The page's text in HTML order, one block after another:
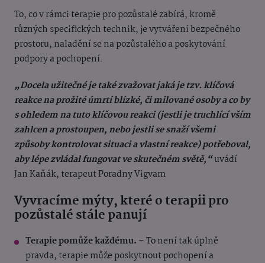
To, co v rámci terapie pro pozůstalé zabírá, kromě
různých specifických technik, je vytváření bezpečného
prostoru, naladění se na pozůstalého a poskytování
podpory a pochopení.
„Docela užitečné je také zvažovat jaká je tzv. klíčová
reakce na prožité úmrtí blízké, či milované osoby a co by
s ohledem na tuto klíčovou reakci (jestli je truchlící vším
zahlcen a prostoupen, nebo jestli se snaží všemi
způsoby kontrolovat situaci a vlastní reakce) potřeboval,
aby lépe zvládal fungovat ve skutečném světě,“uvádí
Jan Kaňák, terapeut Poradny Vigvam
Vyvracíme mýty, které o terapii pro
pozůstalé stále panují
Terapie pomůže každému. – To není tak úplně
pravda, terapie může poskytnout pochopení a